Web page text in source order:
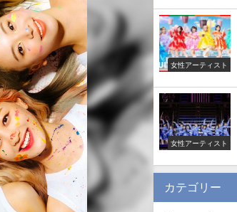
女性アーティスト
女性アーティスト
カテゴリー